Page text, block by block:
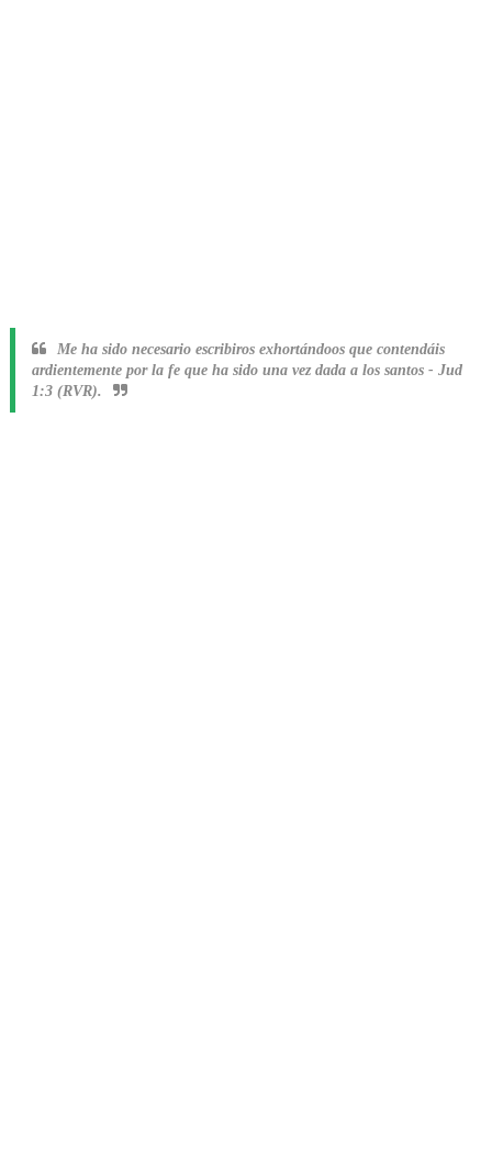
Me ha sido necesario escribiros exhortándoos que contendáis
ardientemente por la fe que ha sido una vez dada a los santos - Jud
1:3 (RVR).